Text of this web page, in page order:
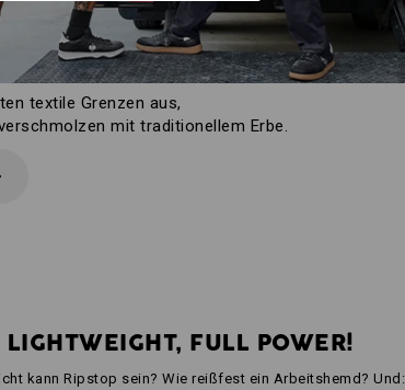
textile Grenzen aus,
mit traditionellem Erbe.
LIGHTWEIGHT, FULL POWER!
kann Ripstop sein? Wie reißfest ein Arbeitshemd? Und: